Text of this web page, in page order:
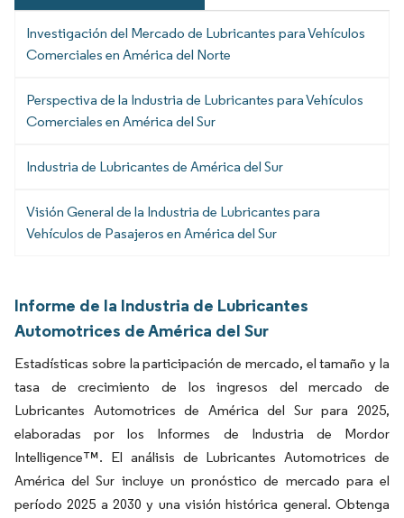
Investigación del Mercado de Lubricantes para Vehículos
Comerciales en América del Norte
Perspectiva de la Industria de Lubricantes para Vehículos
Comerciales en América del Sur
Industria de Lubricantes de América del Sur
Visión General de la Industria de Lubricantes para
Vehículos de Pasajeros en América del Sur
Informe de la Industria de Lubricantes
Automotrices de América del Sur
Estadísticas sobre la participación de mercado, el tamaño y la
tasa de crecimiento de los ingresos del mercado de
Lubricantes Automotrices de América del Sur para 2025,
elaboradas por los Informes de Industria de Mordor
Intelligence™. El análisis de Lubricantes Automotrices de
América del Sur incluye un pronóstico de mercado para el
período 2025 a 2030 y una visión histórica general. Obtenga